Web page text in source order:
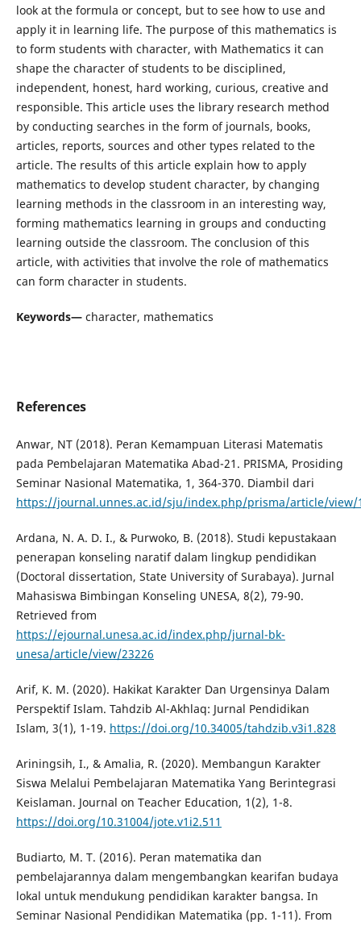
look at the formula or concept, but to see how to use and
apply it in learning life. The purpose of this mathematics is
to form students with character, with Mathematics it can
shape the character of students to be disciplined,
independent, honest, hard working, curious, creative and
responsible. This article uses the library research method
by conducting searches in the form of journals, books,
articles, reports, sources and other types related to the
article. The results of this article explain how to apply
mathematics to develop student character, by changing
learning methods in the classroom in an interesting way,
forming mathematics learning in groups and conducting
learning outside the classroom. The conclusion of this
article, with activities that involve the role of mathematics
can form character in students.
Keywords—character, mathematics
References
Anwar, NT (2018). Peran Kemampuan Literasi Matematis
pada Pembelajaran Matematika Abad-21. PRISMA, Prosiding
Seminar Nasional Matematika, 1, 364-370. Diambil dari
https://journal.unnes.ac.id/sju/index.php/prisma/article/view/
Ardana, N. A. D. I., & Purwoko, B. (2018). Studi kepustakaan
penerapan konseling naratif dalam lingkup pendidikan
(Doctoral dissertation, State University of Surabaya). Jurnal
Mahasiswa Bimbingan Konseling UNESA, 8(2), 79-90.
Retrieved from
https://ejournal.unesa.ac.id/index.php/jurnal-bk-
unesa/article/view/23226
Arif, K. M. (2020). Hakikat Karakter Dan Urgensinya Dalam
Perspektif Islam. Tahdzib Al-Akhlaq: Jurnal Pendidikan
Islam, 3(1), 1-19. https://doi.org/10.34005/tahdzib.v3i1.828
Ariningsih, I., & Amalia, R. (2020). Membangun Karakter
Siswa Melalui Pembelajaran Matematika Yang Berintegrasi
Keislaman. Journal on Teacher Education, 1(2), 1-8.
https://doi.org/10.31004/jote.v1i2.511
Budiarto, M. T. (2016). Peran matematika dan
pembelajarannya dalam mengembangkan kearifan budaya
lokal untuk mendukung pendidikan karakter bangsa. In
Seminar Nasional Pendidikan Matematika (pp. 1-11). From